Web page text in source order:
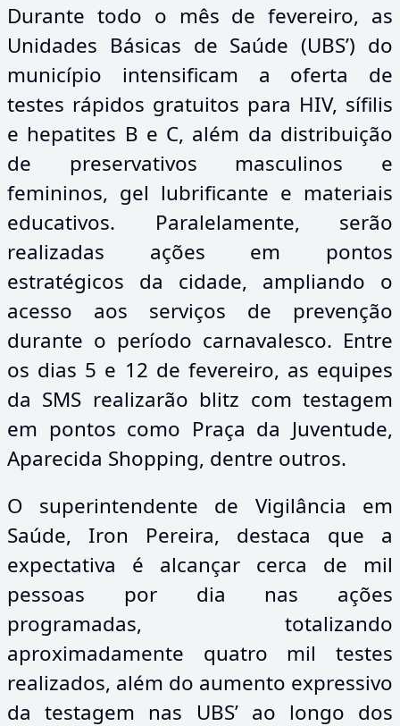
Durante todo o mês de fevereiro, as
Unidades Básicas de Saúde (UBS’) do
município intensificam a oferta de
testes rápidos gratuitos para HIV, sífilis
e hepatites B e C, além da distribuição
de preservativos masculinos e
femininos, gel lubrificante e materiais
educativos. Paralelamente, serão
realizadas ações em pontos
estratégicos da cidade, ampliando o
acesso aos serviços de prevenção
durante o período carnavalesco. Entre
os dias 5 e 12 de fevereiro, as equipes
da SMS realizarão blitz com testagem
em pontos como Praça da Juventude,
Aparecida Shopping, dentre outros.
O superintendente de Vigilância em
Saúde, Iron Pereira, destaca que a
expectativa é alcançar cerca de mil
pessoas por dia nas ações
programadas, totalizando
aproximadamente quatro mil testes
realizados, além do aumento expressivo
da testagem nas UBS’ ao longo dos